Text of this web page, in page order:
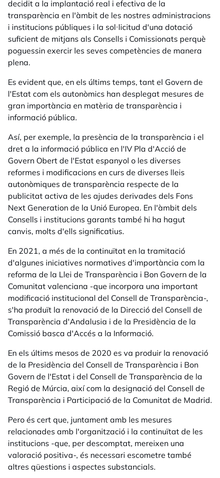
decidit a la implantació real i efectiva de la
transparència en l'àmbit de les nostres administracions
i institucions públiques i la sol·licitud d'una dotació
suficient de mitjans als Consells i Comissionats perquè
poguessin exercir les seves competències de manera
plena.
Es evident que, en els últims temps, tant el Govern de
l'Estat com els autonòmics han desplegat mesures de
gran importància en matèria de transparència i
informació pública.
Así, per exemple, la presència de la transparència i el
dret a la informació pública en l'IV Pla d'Acció de
Govern Obert de l'Estat espanyol o les diverses
reformes i modificacions en curs de diverses lleis
autonòmiques de transparència respecte de la
publicitat activa de les ajudes derivades dels Fons
Next Generation de la Unió Europea. En l'àmbit dels
Consells i institucions garants també hi ha hagut
canvis, molts d'ells significatius.
En 2021, a més de la continuïtat en la tramitació
d'algunes iniciatives normatives d'importància com la
reforma de la Llei de Transparència i Bon Govern de la
Comunitat valenciana -que incorpora una important
modificació institucional del Consell de Transparència-,
s'ha produït la renovació de la Direcció del Consell de
Transparència d'Andalusia i de la Presidència de la
Comissió basca d'Accés a la Informació.
En els últims mesos de 2020 es va produir la renovació
de la Presidència del Consell de Transparència i Bon
Govern de l'Estat i del Consell de Transparència de la
Regió de Múrcia, així com la designació del Consell de
Transparència i Participació de la Comunitat de Madrid.
Pero és cert que, juntament amb les mesures
relacionades amb l'organització i la continuïtat de les
institucions -que, per descomptat, mereixen una
valoració positiva-, és necessari escometre també
altres qüestions i aspectes substancials.